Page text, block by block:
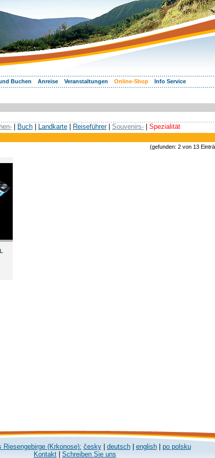
Buchen Anreise Veranstaltungen Online-Shop Info Service
Buch Landkarte Reiseführer| Souvenirs-
Spezialität
(gefunden: 2 von 13
Riesengebirge (Krkonose): česky| deutsch| english| po polsku
Kontakt
Schreiben Sie uns